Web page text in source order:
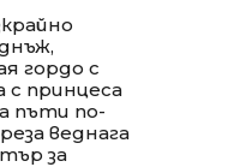
гордо с
с принцеса
пъти по-
веднага
за